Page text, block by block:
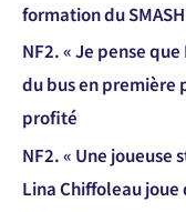
formation du
NF2. « Je pense
du bus en première
profité
NF2. « Une joueuse
Lina Chiffoleau joue